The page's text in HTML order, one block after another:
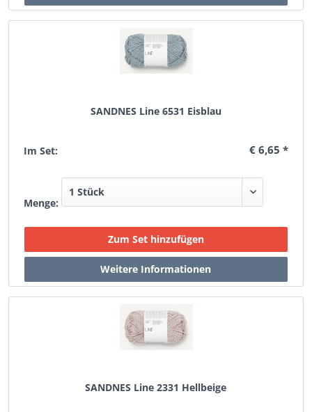
SANDNES Line 6531 Eisblau
Im Set: € 6,65 *
Menge:
SANDNES Line 2331 Hellbeige